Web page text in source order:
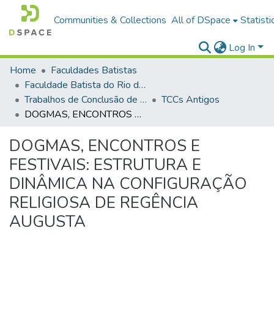
Communities & Collections All of DSpace
Log In
Home
Faculdades Batistas
Faculdade Batista do Rio de Janeiro (FABAT-RJ)
Trabalhos de Conclusão de Curso (TCC)
TCCs Antigos
DOGMAS, ENCONTROS E FESTIVAIS: ESTRUTURA E DINÂMICA NA CONFIGURAÇÃO RELIGIOSA DE REGÊNCIA AUGUSTA
DOGMAS, ENCONTROS E
FESTIVAIS: ESTRUTURA E
DINÂMICA NA CONFIGURAÇÃO
RELIGIOSA DE REGÊNCIA
AUGUSTA